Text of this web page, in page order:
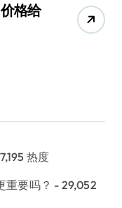
格给
热度
重要吗？ - 29,052